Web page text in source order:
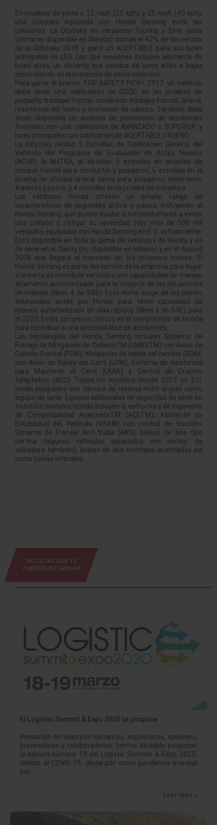
En pruebas de pista a 12 mph (20 kph) y 25 mph (40 kph),
una Odyssey equipada con Honda Sensing evitó las
colisiones. La Odyssey en versiones Touring y Elite (esta
última no disponible en México) suman el 42% de las ventas
de la Odyssey 2018 y ganó un ACEPTABLE para sus luces
principales de LED. Las dos versiones incluyen asistente de
luces altas, un sistema que cambia de luces altas a bajas
dependiendo de la presencia de otros vehículos.
Para ganar el premio TOP SAFETY PICK+ 2017, un vehículo
debe tener una calificación de GOOD en las pruebas de
pequeño traslape frontal, moderado traslape frontal, lateral,
resistencia del techo y limitación de cabeza. También debe
tener disponible un sistema de prevención de accidentes
frontales con una calificación de AVANZADO o SUPERIOR y
luces principales con calificación de ACEPTABLE o BUENO.
La Odyssey recibió 5 Estrellas de Calificación General del
Vehículo del Programa de Evaluación de Autos Nuevos
(NCAP) la NHTSA, al obtener 5 estrellas en pruebas de
choque frontal para conductor y pasajeros, 5 estrellas en la
prueba de choque lateral tanto para pasajeros delanteros,
traseros y poste, y 4 estrellas en la prueba de volcadura.
Los vehículos Honda ofrecen un amplio rango de
características de seguridad activa y pasiva, incluyendo el
Honda Sensing, que puede ayudar a los conductores a evitar
una colisión o mitigar su severidad. Hay más de 500 mil
vehículos equipados con Honda Sensing en E.U. actualmente.
Está disponible en toda la gama de vehículos de Honda y es
de serie en el Clarity (no disponible en México) y en el Accord
2018 que llegará al mercado en los próximos meses. El
Honda Sensing es parte del camino de la empresa para llegar
a la meta de introducir vehículos con capacidades de manejo
altamente automatizado para la mayoría de las situaciones
de manejo (Nivel 4 de SAE). Esta meta surge de los planes
anunciados antes por Honda para tener capacidad de
manejo automatizado en vías rápidas (Nivel 3 de SAE) para
el 2020. Estos son pasos críticos en el compromiso de Honda
para contribuir a una sociedad libre de accidentes.
Las tecnologías del Honda Sensing incluyen Sistema de
Frenaje de Mitigación de ColisiónTM (CMBSTM) con Aviso de
Colisión Frontal (FCW), Mitigación de salida del camino (RDM)
con Aviso de Salida del Carril (LDW), Sistema de Asistencia
para Mantener el Carril (LKAS) y Control de Crucero
Adaptativo (ACC). Todos los modelos Honda 2017 en E.U.
están equipados con cámara de reversa multi-ángulo como
equipo de serie. Equipos adicionales de seguridad de serie en
todos los modelos Honda incluyen la estructura de Ingeniería
de Compatibilidad AvanzadaTM (ACETM), Asistente de
Estabilidad del Vehículo (VSA®) con control de tracción;
Sistema de Frenaje Anti-traba (ABS); bolsas de aire tipo
cortina (algunos vehículos equipados con sensor de
volcadura también); bolsas de aire frontales avanzadas así
como bolsas laterales.
NOTICIAS QUE TE
PUEDEN INTERESAR
El Logistic Summit & Expo 2020 se pospone
Pensando en nuestros visitantes, expositores, speakers,
proveedores y colaboradores, hemos decidido posponer
la edición número 13 del Logistic Summit & Expo 2020,
debido al COVID-19, declarado como pandemia mundial
por…
Leer más »